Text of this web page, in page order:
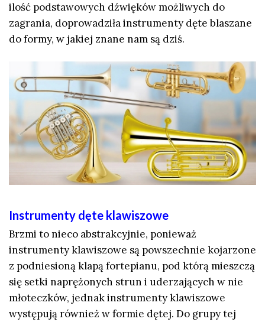
ilość podstawowych dźwięków możliwych do
zagrania, doprowadziła instrumenty dęte blaszane
do formy, w jakiej znane nam są dziś.
Instrumenty dęte klawiszowe
Brzmi to nieco abstrakcyjnie, ponieważ
instrumenty klawiszowe są powszechnie kojarzone
z podniesioną klapą fortepianu, pod którą mieszczą
się setki naprężonych strun i uderzających w nie
młoteczków, jednak instrumenty klawiszowe
występują również w formie dętej. Do grupy tej